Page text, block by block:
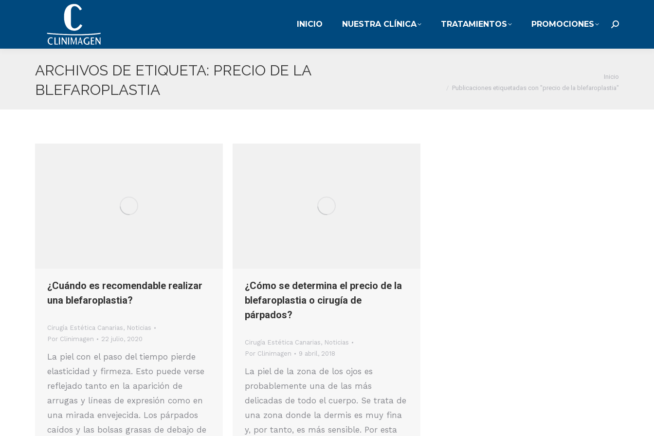
INICIO NUESTRA CLÍNICA TRATAMIENTOS PROMOCIONES Buscar:
ARCHIVOS DE ETIQUETA: PRECIO DE LA
BLEFAROPLASTIA
Inicio
Publicaciones etiquetadas con "precio de la blefaroplastia"
¿Cuándo es recomendable realizar
una blefaroplastia?
Cirugía Estética Canarias, Noticias
Por Clinimagen 22 julio, 2020
La piel con el paso del tiempo pierde
elasticidad y firmeza. Esto puede verse
reflejado tanto en la aparición de
arrugas y líneas de expresión como en
una mirada envejecida. Los párpados
caídos y las bolsas grasas de debajo de
¿Cómo se determina el precio de la
blefaroplastia o cirugía de
párpados?
Cirugía Estética Canarias, Noticias
Por Clinimagen 9 abril, 2018
La piel de la zona de los ojos es
probablemente una de las más
delicadas de todo el cuerpo. Se trata de
una zona donde la dermis es muy fina
y, por tanto, es más sensible. Por esta
INICIO NUESTRA CLÍNICA TRATAMIENTOS PROMOCIONES Buscar: